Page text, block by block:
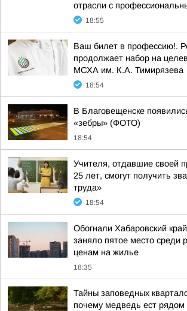
отрасли с
18:55
Ваш билет в профессию!.
продолжает набор на
МСХА им. К.А. Тимирязева
18:54
В Благовещенске
«зебры» (ФОТО)
18:54
Учителя, отдавшие своей
25 лет, смогут получить
труда»
18:54
Обогнали Хабаровский
заняло пятое место среди
ценам на жилье
18:35
Тайны заповедных
почему медведь ест рядом